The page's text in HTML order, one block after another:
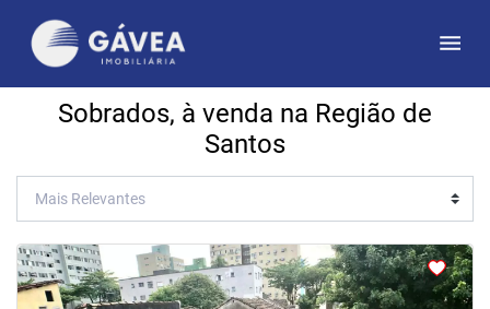
Sobrados, à venda na Região de
Santos
<<<<